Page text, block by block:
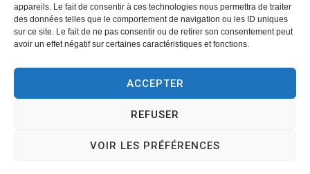
appareils. Le fait de consentir à ces technologies nous permettra de traiter
des données telles que le comportement de navigation ou les ID uniques
sur ce site. Le fait de ne pas consentir ou de retirer son consentement peut
avoir un effet négatif sur certaines caractéristiques et fonctions.
ACCEPTER
REFUSER
VOIR LES PRÉFÉRENCES
Mercredi :8h30 -12h30
Jeudi : 8h30 – 12h / 13h30 – 18h30
13h30 – 17h30
Samedi :9h00 – 12h
(Permanence État-Civil uniquement)
Plan du siteDonnées personnelles